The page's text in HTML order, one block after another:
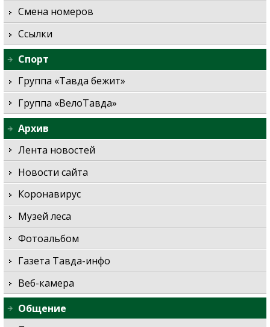
Смена номеров
Ссылки
Спорт
Группа «Тавда бежит»
Группа «ВелоТавда»
Архив
Лента новостей
Новости сайта
Коронавирус
Музей леса
Фотоальбом
Газета Тавда-инфо
Веб-камера
Общение